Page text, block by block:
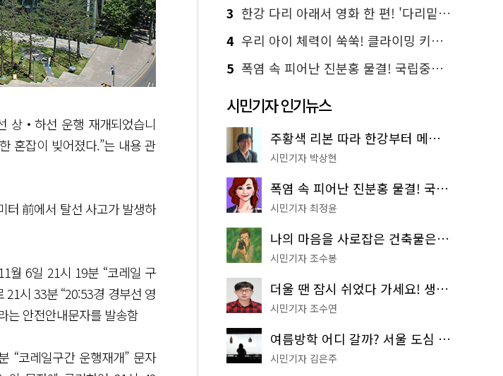
상‧하선 운행 재개되었습니
혼잡이 빚어졌다.”는 내용 관
터 前에서 탈선 사고가 발생하
월 6일 21시 19분 “코레일 구
시 33분 “20:53경 경부선 영
는 안전안내문자를 발송함
“코레일구간 운행재개” 문자
3 한강 다리 아래서 영화 한 편! '다리밑 영화관' 무료 상영
4 우리 아이 체력이 쑥쑥! 클라이밍 키즈카페·어린이 체력장
5 폭염 속 피어난 진분홍 물결! 국립중앙박물관 배롱나무 명소
시민기자 인기뉴스
주황색 리본 따라 한강부터 메타세쿼이아 숲길까지…서울둘레길 15코스
시민기자 박상현
폭염 속 피어난 진분홍 물결! 국립중앙박물관 배롱나무 명소
시민기자 최정윤
나의 마음을 사로잡은 건축물은? '서울시 건축상' 수상작 공개!
시민기자 조수봉
더울 땐 잠시 쉬었다 가세요! 생수 냉장고부터 해피소·무더위쉼터까지
시민기자 조수연
여름방학 어디 갈까? 서울 도심 무료 실내 여행 코스 추천
시민기자 김은주